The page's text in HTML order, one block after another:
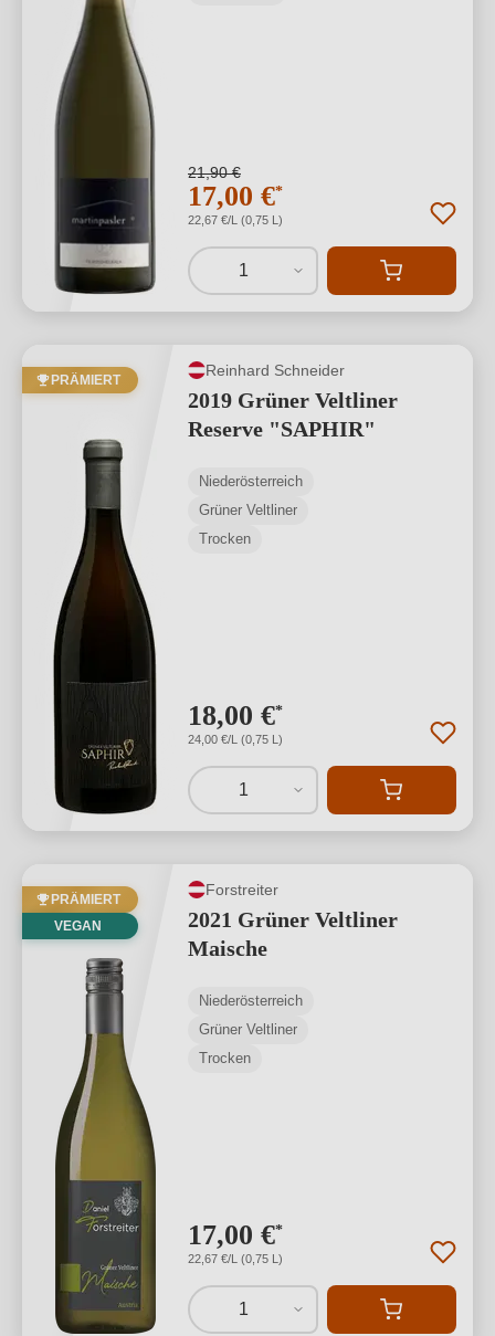
21,90 €
17,00 €*
22,67 €/L (0,75 L)
1
PRÄMIERT
Reinhard Schneider
2019 Grüner Veltliner
Reserve "SAPHIR"
Niederösterreich
Grüner Veltliner
Trocken
18,00 €*
24,00 €/L (0,75 L)
1
PRÄMIERT
VEGAN
Forstreiter
2021 Grüner Veltliner
Maische
Niederösterreich
Grüner Veltliner
Trocken
17,00 €*
22,67 €/L (0,75 L)
1